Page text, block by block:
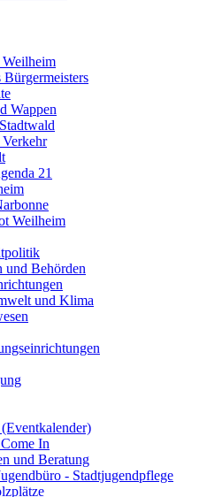
Weilheim
Wappen
21
Weilheim
und Behörden
und Klima
In
und Beratung
- Stadtjugendpflege